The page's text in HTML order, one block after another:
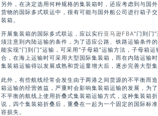
另外，在决定选用何种规格的集装箱时，还应考虑到与国
货物的国际多式联运中，很有可能与国外船公司进行箱子
装箱。
开展集装箱的国际多式联运，应以实行亚马逊FBA“门到门
须注意到内陆运输的条件，为了适应公路、铁路运输条件
能实现“门到门”运输，可采用“子母箱”运输方法，子母箱
合，在海上运输时可采用大型国际集装箱，而在内陆运输
集装箱运输得以发展成熟和货运量增大后，逐步完善大型
此外，有些航线经常会发生由于两港之间货源的不平衡而
箱运输的经营效益，严重时会影响集装箱运输的发展，为
不平衡的航线上使用折叠式集装箱运输方式，这种集装箱
说，四个集装箱折叠后，重叠在一起为一个固定的国际标
容损失。